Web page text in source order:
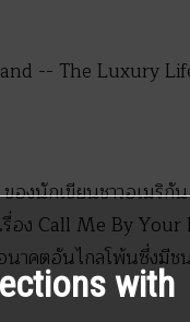
องนักเขียนชาวอเมริกั
รื่อง Call Me By
นาคตอันไกลโพ้นซึ่งมี
with